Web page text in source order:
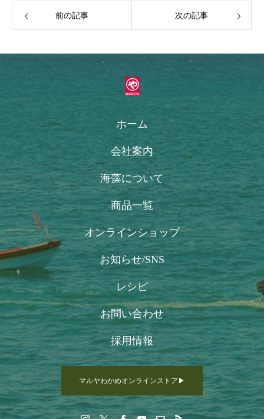
前の記事 次の記事
ホーム
会社案内
海藻について
商品一覧
オンラインショップ
お知らせ/SNS
レシピ
お問い合わせ
採用情報
マルヤわかめオンラインストア▶